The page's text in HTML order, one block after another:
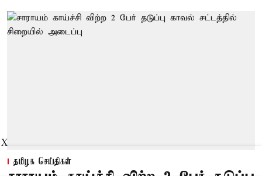
தமிழக செய்திகள்
X